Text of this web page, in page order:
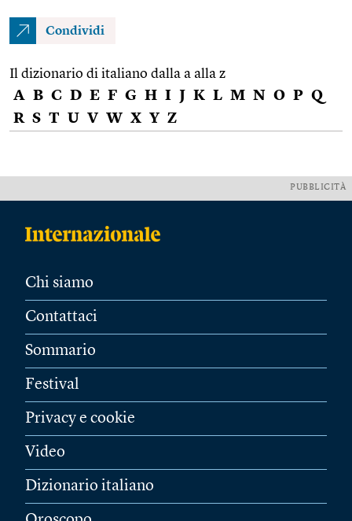
Condividi
Il dizionario di italiano dalla a alla z
A B C D E F G H I J K L M N O P Q
R S T U V W X Y Z
PUBBLICITÀ
Chi siamo
Contattaci
Sommario
Festival
Privacy e cookie
Video
Dizionario italiano